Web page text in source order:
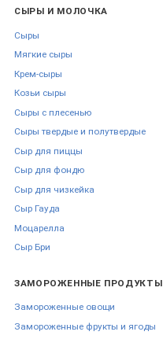
СЫРЫ И МОЛОЧКА
Сыры
Мягкие сыры
Крем-сыры
Козьи сыры
Сыры с плесенью
Сыры твердые и полутвердые
Сыр для пиццы
Сыр для фондю
Сыр для чизкейка
Сыр Гауда
Моцарелла
Сыр Бри
ЗАМОРОЖЕННЫЕ ПРОДУКТЫ
Замороженные овощи
Замороженные фрукты и ягоды